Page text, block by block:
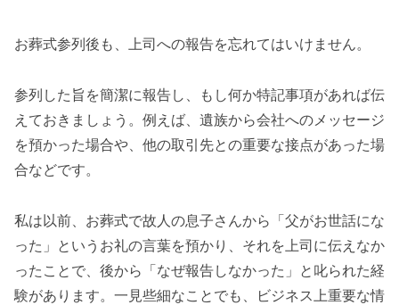
お葬式参列後も、上司への報告を忘れてはいけません。
参列した旨を簡潔に報告し、もし何か特記事項があれば伝
えておきましょう。例えば、遺族から会社へのメッセージ
を預かった場合や、他の取引先との重要な接点があった場
合などです。
私は以前、お葬式で故人の息子さんから「父がお世話にな
った」というお礼の言葉を預かり、それを上司に伝えなか
ったことで、後から「なぜ報告しなかった」と叱られた経
験があります。一見些細なことでも、ビジネス上重要な情